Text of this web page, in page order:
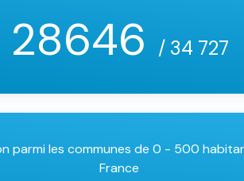
28646 / 34 727
parmi les communes de 0 - 500
France